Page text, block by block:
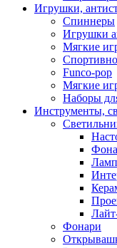
Игрушки,
Спиннеры
Игрушки
Мягкие
Funco-pop
Мягкие
Наборы
Инструменты,
Фонари